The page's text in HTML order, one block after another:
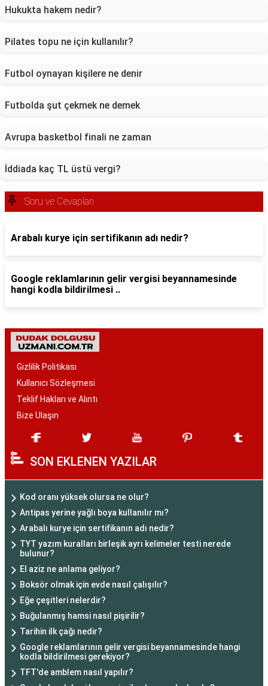
Hukukta hakem nedir?
Pilates topu ne için kullanılır?
Futbol oynayan kişilere ne denir
Futbolda şut çekmek ne demek
Avrupa basketbol finali ne zaman
İddiada kaç TL üstü vergi?
Soru ve Cevapları
Arabalı kurye için sertifikanın adı nedir?
Google reklamlarının gelir vergisi beyannamesinde
hangi kodla bildirilmesi ..
Gizlilik Politikası
Kullanıcı Sözleşmesi
Teklif Hakları ve Alıntı
Bize Ulaşın
SON EKLENEN YAZILAR
Kod oranı yüksek olursa ne olur?
Antipas yerine yağlı boya kullanılır mı?
Arabalı kurye için sertifikanın adı nedir?
TYT yazım kuralları birleşik ayrı kelimeler testi nerede
bulunur?
El aziz ne anlama geliyor?
Boksör olmak için evde nasıl çalışılır?
Eğe çeşitleri nelerdir?
Buğulanmış hamsi nasıl pişirilir?
Tarihin ilk çağı nedir?
Google reklamlarının gelir vergisi beyannamesinde hangi
kodla bildirilmesi gerekiyor?
TFT'de amblem nasıl yapılır?